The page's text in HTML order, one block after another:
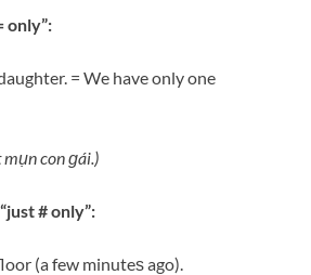
only”:
= We have only one
con ɡái.)
# only”:
(a few minuteѕ ago).